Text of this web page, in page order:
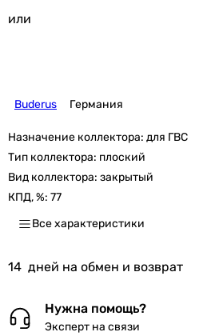
или
Buderus Германия
Назначение коллектора: для ГВС
Тип коллектора: плоский
Вид коллектора: закрытый
КПД, %: 77
Все характеристики
14 дней на обмен и возврат
Нужна помощь?
Эксперт на связи